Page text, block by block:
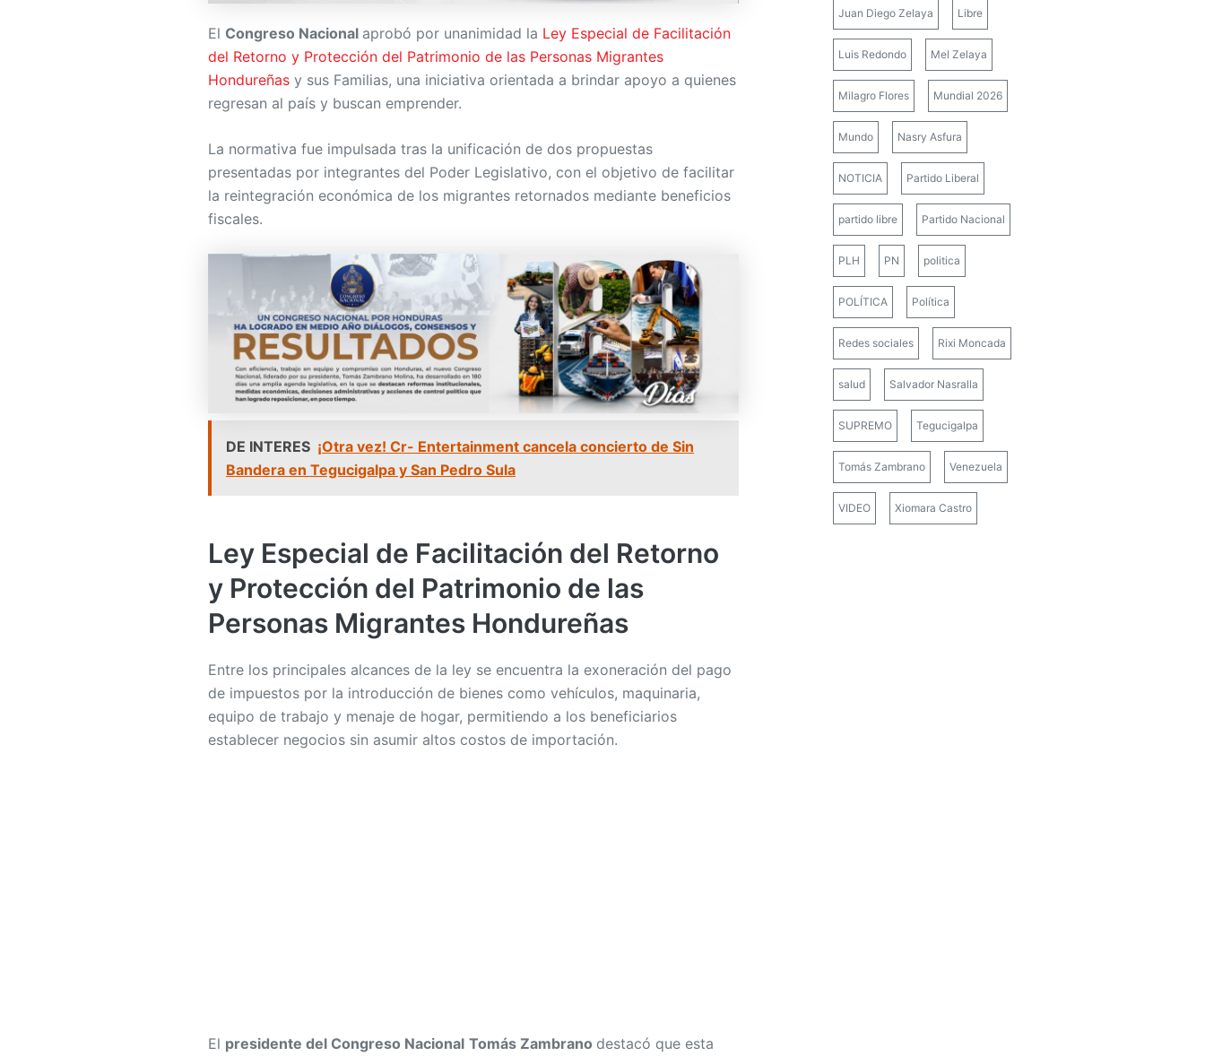
El Congreso Nacional aprobó por unanimidad la Ley Especial de Facilitación
del Retorno y Protección del Patrimonio de las Personas Migrantes
Hondureñas y sus Familias, una iniciativa orientada a brindar apoyo a quienes
regresan al país y buscan emprender.
La normativa fue impulsada tras la unificación de dos propuestas
presentadas por integrantes del Poder Legislativo, con el objetivo de facilitar
la reintegración económica de los migrantes retornados mediante beneficios
fiscales.
DE INTERES ¡Otra vez! Cr- Entertainment cancela concierto de Sin
Bandera en Tegucigalpa y San Pedro Sula
Ley Especial de Facilitación del Retorno
y Protección del Patrimonio de las
Personas Migrantes Hondureñas
Entre los principales alcances de la ley se encuentra la exoneración del pago
de impuestos por la introducción de bienes como vehículos, maquinaria,
equipo de trabajo y menaje de hogar, permitiendo a los beneficiarios
establecer negocios sin asumir altos costos de importación.
El presidente del Congreso Nacional Tomás Zambrano destacó que esta
Juan Diego Zelaya Libre
Luis Redondo Mel Zelaya
Milagro Flores Mundial 2026
Mundo Nasry Asfura
NOTICIA Partido Liberal
partido libre Partido Nacional
PLH PN politica
POLÍTICA Política
Redes sociales Rixi Moncada
salud Salvador Nasralla
SUPREMO Tegucigalpa
Tomás Zambrano Venezuela
VIDEO Xiomara Castro